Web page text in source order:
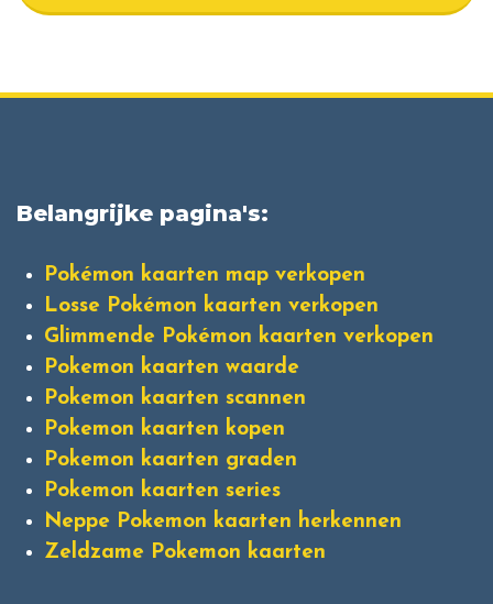
Belangrijke pagina's:
Pokémon kaarten map verkopen
Losse Pokémon kaarten verkopen
Glimmende Pokémon kaarten verkopen
Pokemon kaarten waarde
Pokemon kaarten scannen
Pokemon kaarten kopen
Pokemon kaarten graden
Pokemon kaarten series
Neppe Pokemon kaarten herkennen
Zeldzame Pokemon kaarten